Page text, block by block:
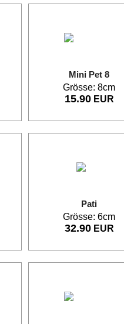
Mini Pet 8
Grösse: 8cm
15.90EUR
Pati
Grösse: 6cm
32.90EUR